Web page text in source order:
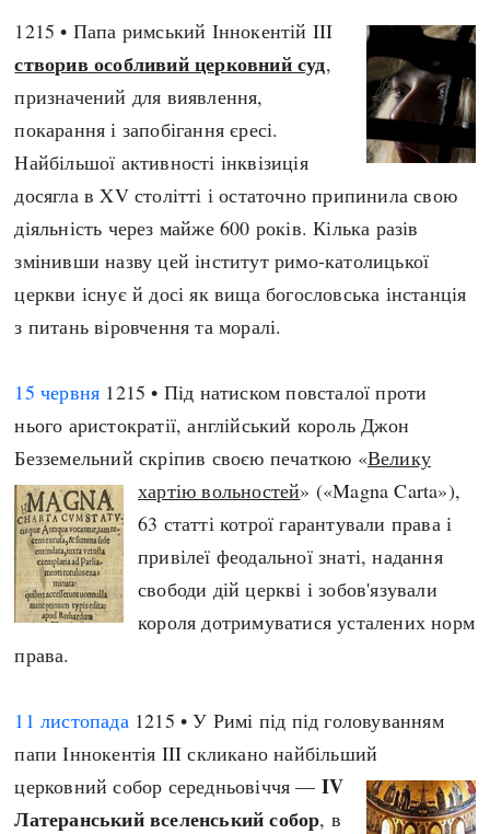
1215 • Папа римський Іннокентій III
створив особливий церковний суд,
призначений для виявлення,
покарання і запобігання єресі.
Найбільшої активності інквізиція
досягла в XV столітті і остаточно припинила свою
діяльність через майже 600 років. Кілька разів
змінивши назву цей інститут римо-католицької
церкви існує й досі як вища богословська інстанція
з питань віровчення та моралі.
15 червня 1215 • Під натиском повсталої проти
нього аристократії, англійський король Джон
Безземельний скріпив своєю печаткою «Велику
хартію вольностей» («Magna Carta»),
63 статті котрої гарантували права і
привілеї феодальної знаті, надання
свободи дій церкві і зобов'язували
короля дотримуватися усталених норм
права.
11 листопада1215 • У Римі під під головуванням
папи Іннокентія III скликано найбільший
церковний собор середньовіччя — IV
Латеранський вселенський собор, в